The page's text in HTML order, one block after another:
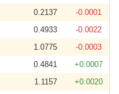
0.2137
-0.0001
0.4933
-0.0022
1.0775
-0.0003
0.4841
+0.0007
1.1157
+0.0020